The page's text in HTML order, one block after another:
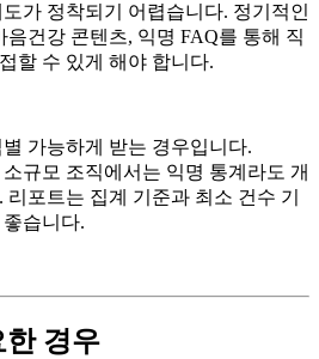
가 정착되기 어렵습니다. 정기적인
건강 콘텐츠, 익명 FAQ를 통해 직
할 수 있게 해야 합니다.
가능하게 받는 경우입니다.
규모 조직에서는 익명 통계라도 개
포트는 집계 기준과 최소 건수 기
습니다.
한 경우